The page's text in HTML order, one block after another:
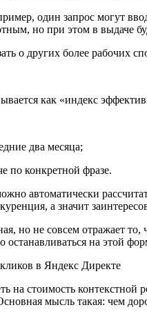
один запрос могут
но при этом в выдаче
о других более рабочих
как «индекс
два месяца;
по конкретной фразе.
автоматически
а значит
но не совсем отражает то,
останавливаться на этой
в Яндекс Директе
на стоимость
мысль такая: чем